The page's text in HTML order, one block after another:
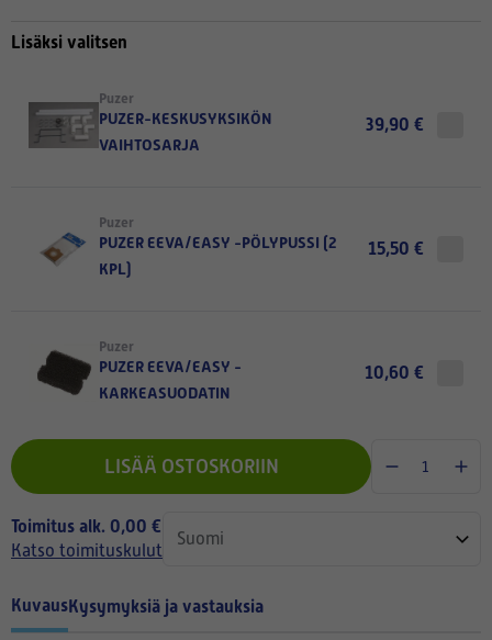
Lisäksi valitsen
Puzer
PUZER-KESKUSYKSIKÖN
VAIHTOSARJA
39,90 €
Puzer
PUZER EEVA/EASY -PÖLYPUSSI (2
KPL)
15,50 €
Puzer
PUZER EEVA/EASY -
KARKEASUODATIN
10,60 €
LISÄÄ OSTOSKORIIN
Toimitus alk. 0,00 €
Katso toimituskulut
KuvausKysymyksiä ja vastauksia